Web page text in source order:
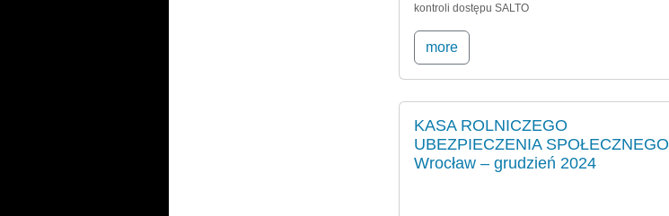
kontroli dostępu SALTO
more
KASA ROLNICZEGO
UBEZPIECZENIA SPOŁECZNEGO
Wrocław – grudzień 2024